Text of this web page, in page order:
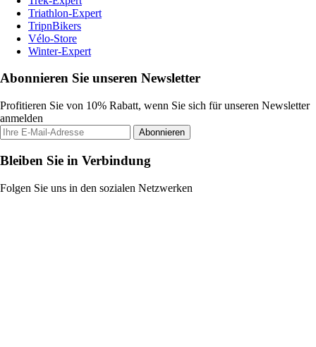
Triathlon-Expert
TripnBikers
Vélo-Store
Winter-Expert
Abonnieren Sie unseren Newsletter
Profitieren Sie von 10% Rabatt, wenn Sie sich für unseren Newsletter
anmelden
Abonnieren
Bleiben Sie in Verbindung
Folgen Sie uns in den sozialen Netzwerken